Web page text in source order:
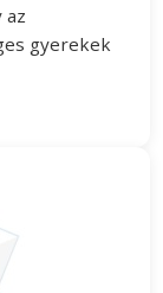
az
gyerekek